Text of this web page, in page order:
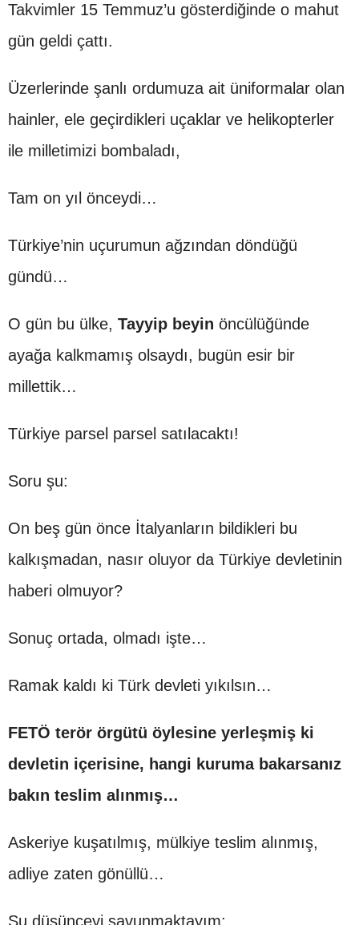
Takvimler 15 Temmuz’u gösterdiğinde o mahut
gün geldi çattı.
Üzerlerinde şanlı ordumuza ait üniformalar olan
hainler, ele geçirdikleri uçaklar ve helikopterler
ile milletimizi bombaladı,
Tam on yıl önceydi…
Türkiye’nin uçurumun ağzından döndüğü
gündü…
O gün bu ülke, Tayyip beyin öncülüğünde
ayağa kalkmamış olsaydı, bugün esir bir
millettik…
Türkiye parsel parsel satılacaktı!
Soru şu:
On beş gün önce İtalyanların bildikleri bu
kalkışmadan, nasır oluyor da Türkiye devletinin
haberi olmuyor?
Sonuç ortada, olmadı işte…
Ramak kaldı ki Türk devleti yıkılsın…
FETÖ terör örgütü öylesine yerleşmiş ki
devletin içerisine, hangi kuruma bakarsanız
bakın teslim alınmış…
Askeriye kuşatılmış, mülkiye teslim alınmış,
adliye zaten gönüllü…
Şu düşünceyi savunmaktayım: